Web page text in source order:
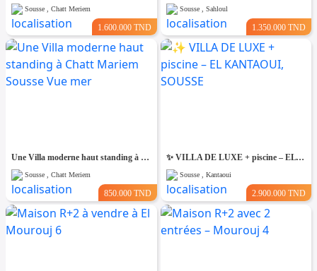
Sousse , Chatt Meriem
1.600.000 TND
Sousse , Sahloul
1.350.000 TND
Une Villa moderne haut standing à Chatt Mariem Sousse Vue mer
Sousse , Chatt Meriem
850.000 TND
​✨ VILLA DE LUXE + piscine – EL KANTAOUI, SOUSSE
Sousse , Kantaoui
2.900.000 TND